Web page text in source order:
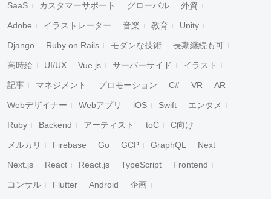
SaaS カスタマーサポート グローバル 外資
Adobe イラストレーター 音楽 教育 Unity
Django Ruby on Rails モダンな技術 長期継続も可
高時給 UI/UX Vue.js サーバーサイド イラスト
記事 マネジメント プロモーション C# VR AR
Webデザイナー Webアプリ iOS Swift エンタメ
Ruby Backend アーティスト toC C向け
メルカリ Firebase Go GCP GraphQL Next
Next.js React React.js TypeScript Frontend
コンサル Flutter Android 企画